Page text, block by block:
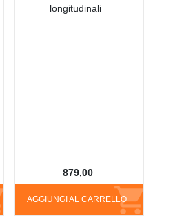
longitudinali
AGGIUNGI AL CARRELLO
879,00